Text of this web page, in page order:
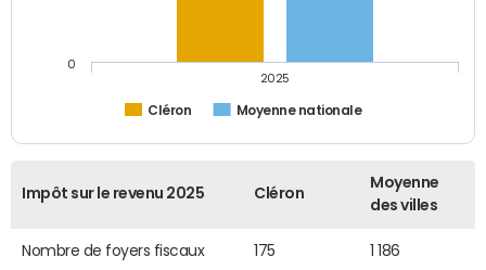
Cléron Moyenne nationale
2025
0
Impôt sur le revenu 2025 Cléron
Moyenne
des villes
Nombre de foyers fiscaux 175 1 186